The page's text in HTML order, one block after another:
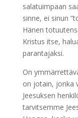
salatuimpaan
sinne, ei sinun
Hänen
Kristus itse,
parantajaksi.
On
on jotain, jonka
Jeesuksen
tarvitsemme